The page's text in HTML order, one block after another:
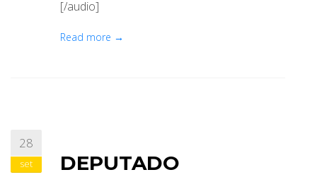
[/audio]
Read more →
28
set
DEPUTADO